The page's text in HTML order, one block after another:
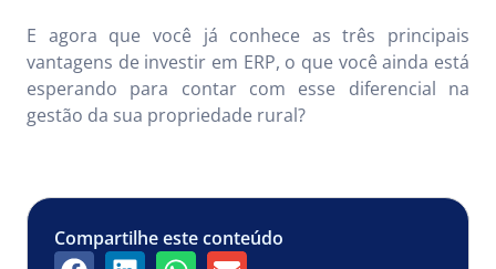
E agora que você já conhece as três principais
vantagens de investir em ERP, o que você ainda está
esperando para contar com esse diferencial na
gestão da sua propriedade rural?
Compartilhe este conteúdo